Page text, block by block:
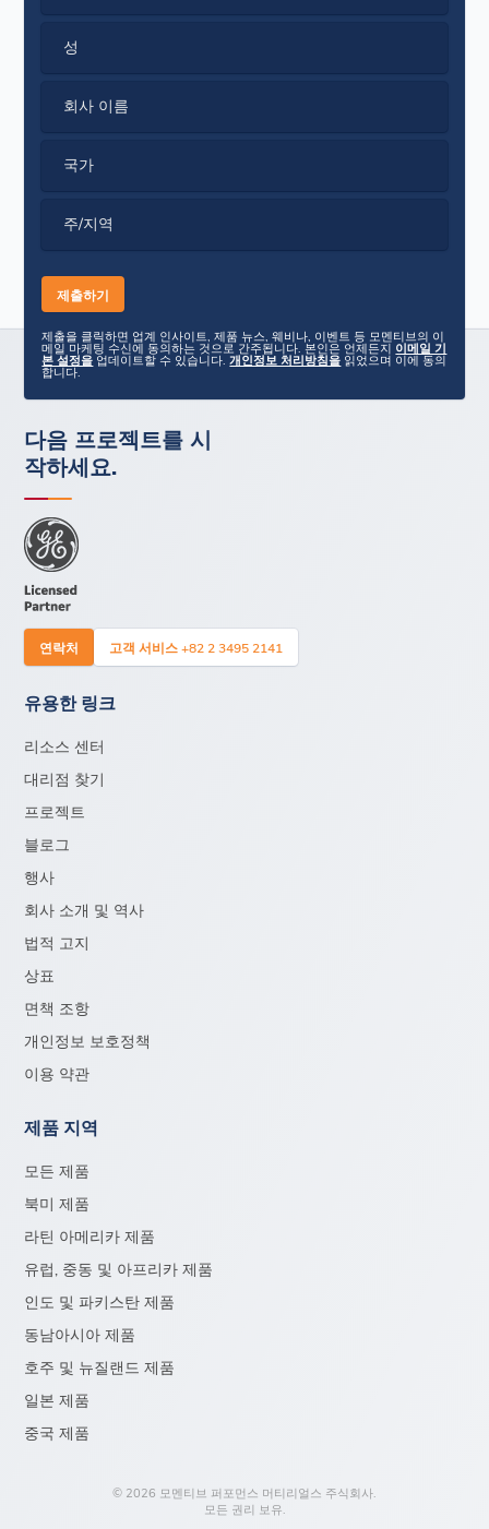
성
회사 이름
국가
주/지역
제출을 클릭하면 업계 인사이트, 제품 뉴스, 웨비나, 이벤트 등 모멘티브의 이
메일 마케팅 수신에 동의하는 것으로 간주됩니다. 본인은 언제든지 이메일 기
본 설정을 업데이트할 수 있습니다.개인정보 처리방침을 읽었으며 이에 동의
합니다.
다음 프로젝트를 시
작하세요.
연락처 고객 서비스 +82 2 3495 2141
유용한 링크
리소스 센터
대리점 찾기
프로젝트
블로그
행사
회사 소개 및 역사
법적 고지
상표
면책 조항
개인정보 보호정책
이용 약관
제품 지역
모든 제품
북미 제품
라틴 아메리카 제품
유럽, 중동 및 아프리카 제품
인도 및 파키스탄 제품
동남아시아 제품
호주 및 뉴질랜드 제품
일본 제품
중국 제품
© 2026 모멘티브 퍼포먼스 머티리얼스 주식회사.
모든 권리 보유.